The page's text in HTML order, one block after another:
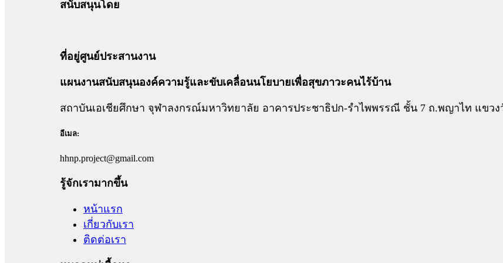
สนับสนุนโดย
ที่อยู่ศูนย์ประสานงาน
แผนงานสนับสนุนองค์ความรู้และขับเคลื่อนนโยบายเพื่อสุขภาวะคนไร้บ้าน
สถาบันเอเชียศึกษา จุฬาลงกรณ์มหาวิทยาลัย อาคารประชาธิปก-รำไพพรรณี ชั้น 7 ถ.พญาไท แขวง
อีเมล:
hhnp.project@gmail.com
รู้จักเรามากขึ้น
หน้าแรก
เกี่ยวกับเรา
ติดต่อเรา